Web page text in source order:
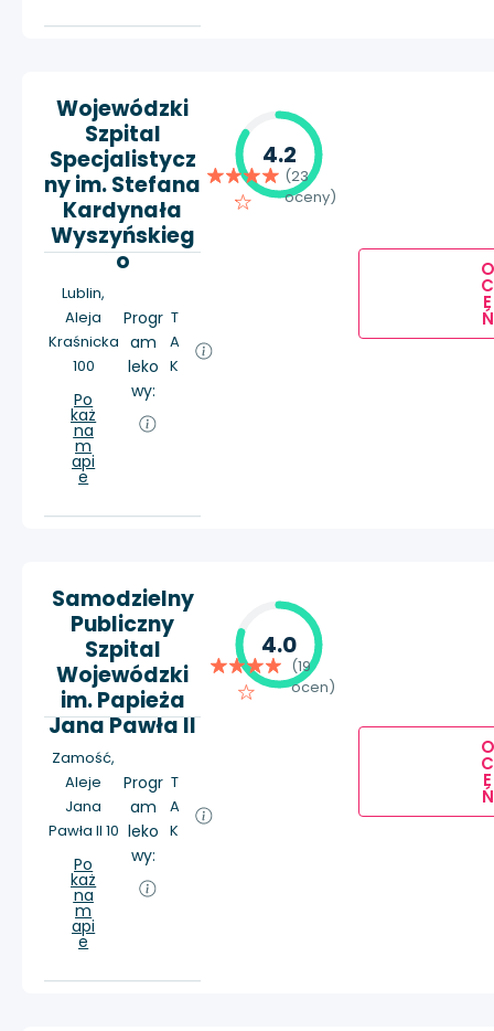
Wojewódzki
Szpital
Specjalistycz
ny im. Stefana
Kardynała
Wyszyńskieg
o
Lublin,
Aleja
Kraśnicka
100
Po
każ
na
m
api
e
Progr
am
leko
wy:
T
A
K
4.2
(23
oceny)
O
C
E
Ń
Samodzielny
Publiczny
Szpital
Wojewódzki
im. Papieża
Jana Pawła II
Zamość,
Aleje
Jana
Pawła II 10
Po
każ
na
m
api
e
Progr
am
leko
wy:
T
A
K
4.0
(19
ocen)
O
C
E
Ń